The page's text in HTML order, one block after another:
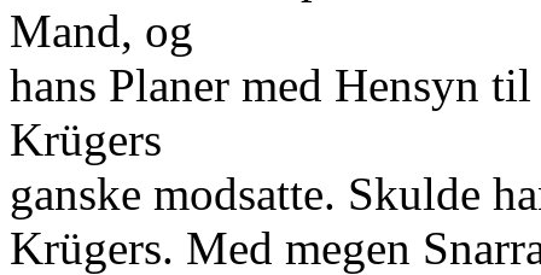
Mand, og
hans Planer med Hensyn
Krügers
ganske modsatte. Skulde
Krügers. Med megen